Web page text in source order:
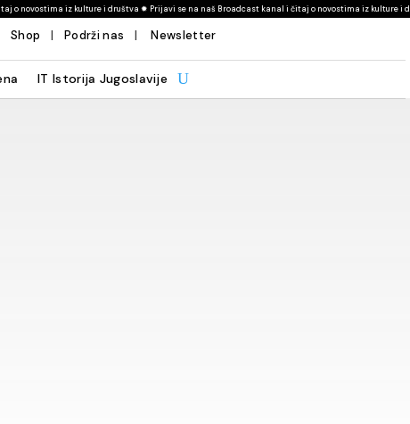
i društva ✹ Prijavi se na naš Broadcast kanal i čitaj o novostima iz kulture i društva ! ✹
Shop |Podrži nas | Newsletter
IT Istorija Jugoslavije